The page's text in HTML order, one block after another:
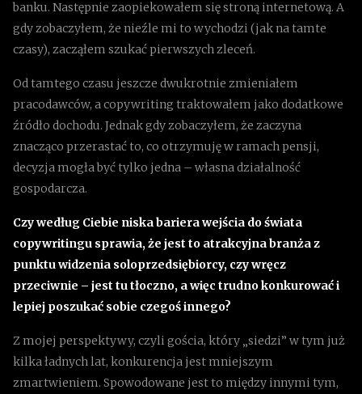
banku. Następnie zaopiekowałem się stroną internetową. A
gdy zobaczyłem, że nieźle mi to wychodzi (jak na tamte
czasy), zacząłem szukać pierwszych zleceń.
Od tamtego czasu jeszcze dwukrotnie zmieniałem
pracodawców, a copywriting traktowałem jako dodatkowe
źródło dochodu. Jednak gdy zobaczyłem, że zaczyna
znacząco przerastać to, co otrzymuję w ramach pensji,
decyzja mogła być tylko jedna – własna działalność
gospodarcza.
Czy według Ciebie niska bariera wejścia do świata
copywritingu sprawia, że jest to atrakcyjna branża z
punktu widzenia soloprzedsiębiorcy, czy wręcz
przeciwnie – jest tu tłoczno, a więc trudno konkurować i
lepiej poszukać sobie czegoś innego?
Z mojej perspektywy, czyli gościa, który „siedzi” w tym już
kilka ładnych lat, konkurencja jest mniejszym
zmartwieniem. Spowodowane jest to między innymi tym,